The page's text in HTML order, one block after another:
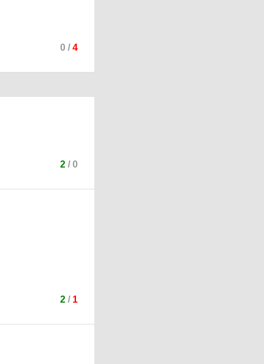
0 / 4
2/ 0
2/ 1